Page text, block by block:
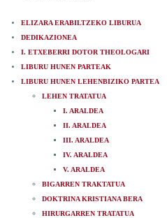
ELIZARA ERABILTZEKO LIBURUA
DEDIKAZIONEA
I. ETXEBERRI DOTOR THEOLOGARI
LIBURU HUNEN PARTEAK
LIBURU HUNEN LEHENBIZIKO PARTEA
LEHEN TRATATUA
I. ARALDEA
II. ARALDEA
III. ARALDEA
IV. ARALDEA
V. ARALDEA
BIGARREN TRAKTATUA
DOKTRINA KRISTIANA BERA
HIRURGARREN TRATATUA